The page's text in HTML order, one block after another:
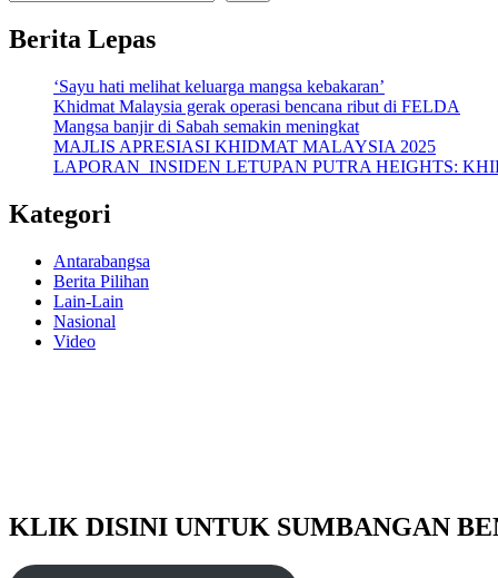
Berita Lepas
‘Sayu hati melihat keluarga mangsa kebakaran’
Khidmat Malaysia gerak operasi bencana ribut di FELDA
Mangsa banjir di Sabah semakin meningkat
MAJLIS APRESIASI KHIDMAT MALAYSIA 2025
LAPORAN INSIDEN LETUPAN PUTRA HEIGHTS:
Kategori
Antarabangsa
Berita Pilihan
Lain-Lain
Nasional
Video
KLIK DISINI UNTUK SUMBANGAN